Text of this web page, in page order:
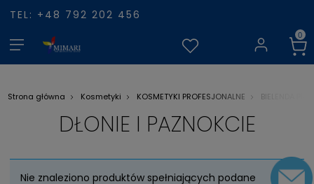
TEL: +48 792 202 456
Strona główna Kosmetyki KOSMETYKI PROFESJONALNE BIELENDA
DŁONIE I PAZNOKCIE
Nie znaleziono produktów spełniających podane